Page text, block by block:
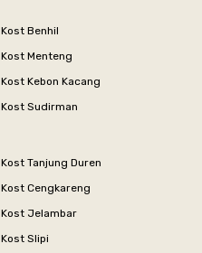
Kost Benhil
Kost Menteng
Kost Kebon Kacang
Kost Sudirman
Kost Tanjung Duren
Kost Cengkareng
Kost Jelambar
Kost Slipi